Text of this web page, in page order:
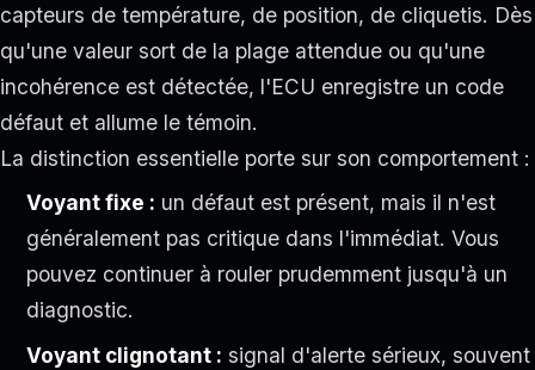
capteurs de température, de position, de cliquetis. Dès
qu'une valeur sort de la plage attendue ou qu'une
incohérence est détectée, l'ECU enregistre un code
défaut et allume le témoin.
La distinction essentielle porte sur son comportement :
Voyant fixe : un défaut est présent, mais il n'est
généralement pas critique dans l'immédiat. Vous
pouvez continuer à rouler prudemment jusqu'à un
diagnostic.
Voyant clignotant : signal d'alerte sérieux, souvent